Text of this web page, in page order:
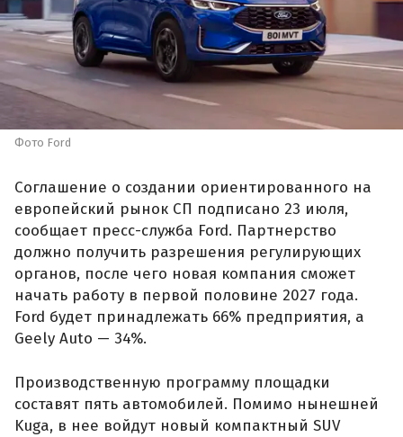
Фото Ford
Соглашение о создании ориентированного на
европейский рынок СП подписано 23 июля,
сообщает пресс-служба Ford. Партнерство
должно получить разрешения регулирующих
органов, после чего новая компания сможет
начать работу в первой половине 2027 года.
Ford будет принадлежать 66% предприятия, а
Geely Auto — 34%.
Производственную программу площадки
составят пять автомобилей. Помимо нынешней
Kuga, в нее войдут новый компактный SUV